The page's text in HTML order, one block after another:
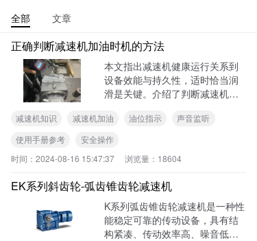
全部 文章
正确判断减速机加油时机的方法
本文指出减速机健康运行关系到
设备效能与持久性，适时恰当润
滑是关键。介绍了判断减速机是
指示器、监听运行声音、借鉴使
用手册。还阐述了确认加油后的
操作要领，包括停机置稳、找准
加油口、谨慎加油、监控油位和
机的重要性，有疑问可寻求专业
支持。
减速机知识 减速机加油 油位指示
声音监听
使用手册参考
安全操作
时间： 2024-08-16 15:47:37 浏览量： 18604
EK系列斜齿轮-弧齿锥齿轮减速机
K系列弧齿锥齿轮减速机是一种性
能稳定可靠的传动设备，具有结
构紧凑、传动效率高、噪音低、